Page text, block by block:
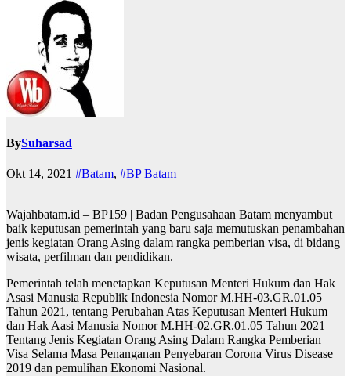
BySuharsad
Okt 14, 2021 #Batam, #BP Batam
Wajahbatam.id – BP159 | Badan Pengusahaan Batam menyambut
baik keputusan pemerintah yang baru saja memutuskan penambahan
jenis kegiatan Orang Asing dalam rangka pemberian visa, di bidang
wisata, perfilman dan pendidikan.
Pemerintah telah menetapkan Keputusan Menteri Hukum dan Hak
Asasi Manusia Republik Indonesia Nomor M.HH-03.GR.01.05
Tahun 2021, tentang Perubahan Atas Keputusan Menteri Hukum
dan Hak Aasi Manusia Nomor M.HH-02.GR.01.05 Tahun 2021
Tentang Jenis Kegiatan Orang Asing Dalam Rangka Pemberian
Visa Selama Masa Penanganan Penyebaran Corona Virus Disease
2019 dan pemulihan Ekonomi Nasional.